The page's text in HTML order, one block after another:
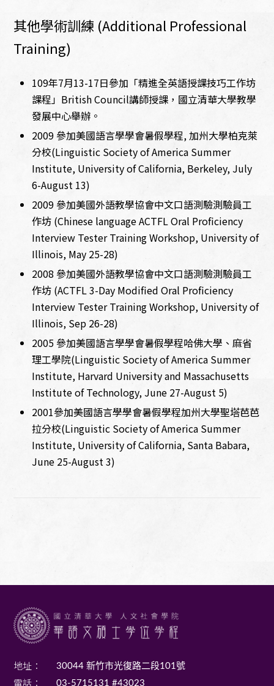
其他學術訓練 (Additional Professional
Training)
109年7月13-17日參加「精進全英語授課技巧工作坊
課程」British Council講師授課，國立清華大學教學
發展中心舉辦。
2009 參加美國語言學學會暑假學程, 加州大學柏克萊
分校(Linguistic Society of America Summer
Institute, University of California, Berkeley, July
6-August 13)
2009 參加美國外語教學協會中文口語測驗測驗員工
作坊 (Chinese language ACTFL Oral Proficiency
Interview Tester Training Workshop, University of
Illinois, May 25-28)
2008 參加美國外語教學協會中文口語測驗測驗員工
作坊 (ACTFL 3-Day Modified Oral Proficiency
Interview Tester Training Workshop, University of
Illinois, Sep 26-28)
2005 參加美國語言學學會暑假學程哈佛大學、麻省
理工學院(Linguistic Society of America Summer
Institute, Harvard University and Massachusetts
Institute of Technology, June 27-August 5)
2001參加美國語言學學會暑假學程加州大學聖塔芭芭
拉分校(Linguistic Society of America Summer
Institute, University of California, Santa Babara,
June 25-August 3)
地址： 30044 新竹市光復路二段101號
電話： 03-5715131 #43023